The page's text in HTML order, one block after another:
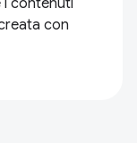
i contenuti
con